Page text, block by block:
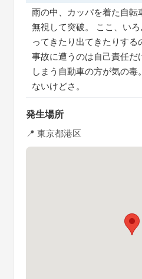
雨の中、カッパを着た自転
無視して突破。 ここ、い
ってきたり出てきたりする
事故に遭うのは自己責任だ
しまう自動車の方が気の毒
ないけどさ。
発生場所
📍 東京都港区